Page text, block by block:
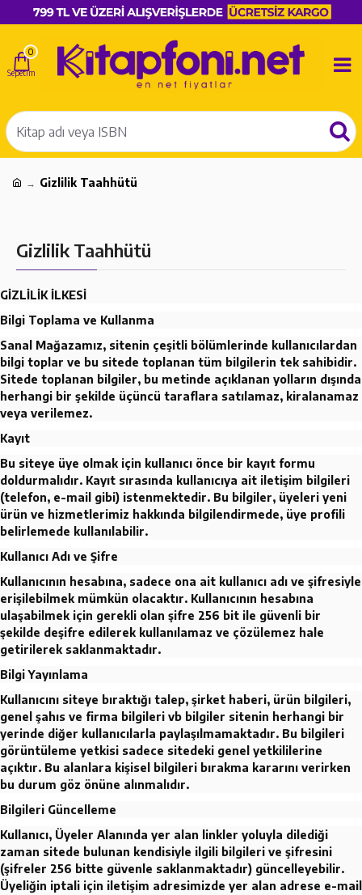
0
Gizlilik Taahhütü
Gizlilik Taahhütü
GİZLİLİK İLKESİ
Bilgi Toplama ve Kullanma
Sanal Mağazamız, sitenin çeşitli bölümlerinde kullanıcılardan
bilgi toplar ve bu sitede toplanan tüm bilgilerin tek sahibidir.
Sitede toplanan bilgiler, bu metinde açıklanan yolların dışında
herhangi bir şekilde üçüncü taraflara satılamaz, kiralanamaz
veya verilemez.
Kayıt
Bu siteye üye olmak için kullanıcı önce bir kayıt formu
doldurmalıdır. Kayıt sırasında kullanıcıya ait iletişim bilgileri
(telefon, e-mail gibi) istenmektedir. Bu bilgiler, üyeleri yeni
ürün ve hizmetlerimiz hakkında bilgilendirmede, üye profili
belirlemede kullanılabilir.
Kullanıcı Adı ve Şifre
Kullanıcının hesabına, sadece ona ait kullanıcı adı ve şifresiyle
erişilebilmek mümkün olacaktır. Kullanıcının hesabına
ulaşabilmek için gerekli olan şifre 256 bit ile güvenli bir
şekilde deşifre edilerek kullanılamaz ve çözülemez hale
getirilerek saklanmaktadır.
Bilgi Yayınlama
Kullanıcını siteye bıraktığı talep, şirket haberi, ürün bilgileri,
genel şahıs ve firma bilgileri vb bilgiler sitenin herhangi bir
yerinde diğer kullanıcılarla paylaşılmamaktadır. Bu bilgileri
görüntüleme yetkisi sadece sitedeki genel yetkililerine
açıktır. Bu alanlara kişisel bilgileri bırakma kararını verirken
bu durum göz önüne alınmalıdır.
Bilgileri Güncelleme
Kullanıcı, Üyeler Alanında yer alan linkler yoluyla dilediği
zaman sitede bulunan kendisiyle ilgili bilgileri ve şifresini
(şifreler 256 bitte güvenle saklanmaktadır) güncelleyebilir.
Üyeliğin iptali için iletişim adresimizde yer alan adrese e-mail